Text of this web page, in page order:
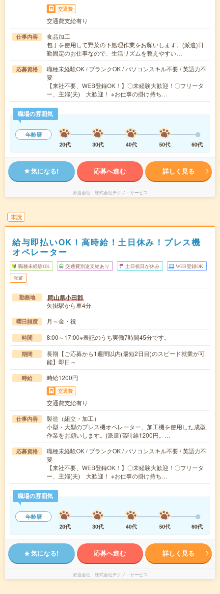
交通費
交通費支給有り
仕事内容
食品加工
包丁を使用して野菜の下処理作業をお願いします。(派遣)日
勤固定のお仕事なので、生活リズムを整えやすい…
応募資格
職種未経験OK / ブランクOK / パソコンスキル不要 / 英語力不
要
【来社不要、WEB登録OK！】〇未経験大歓迎！〇フリータ
ー、主婦(夫) 大歓迎！ ※お仕事の掛け持ち…
職場の雰囲気
年齢層
20代
30代 40代 50代 60代
気になる! 応募へ進む 詳しく見る
派遣会社 株式会社テクノ・サービス
未読
給与即払いOK！高時給！土日休み！プレス機
オペレーター
職種未経験OK 交通費別途支給あり 土日祝日が休み WEB登録OK
派遣
勤務地 岡山県小田郡
矢掛駅から車4分
曜日頻度 月～金・祝
時間 8:00～17:00※表記のうち実働7時間45分です。
期間
長期【ご応募から1週間以内(最短2日目)のスピード就業が可
能】即日～
時給 時給1200円
交通費
交通費支給有り
仕事内容
製造（組立・加工）
小型・大型のプレス機オペレーター、加工機を使用した成型
作業をお願いします。(派遣)高時給1200円。…
応募資格
職種未経験OK / ブランクOK / パソコンスキル不要 / 英語力不
要
【来社不要、WEB登録OK！】〇未経験大歓迎！〇フリータ
ー、主婦(夫) 大歓迎！ ※お仕事の掛け持ち…
職場の雰囲気
年齢層
20代
30代 40代 50代 60代
気になる! 応募へ進む 詳しく見る
派遣会社 株式会社テクノ・サービス